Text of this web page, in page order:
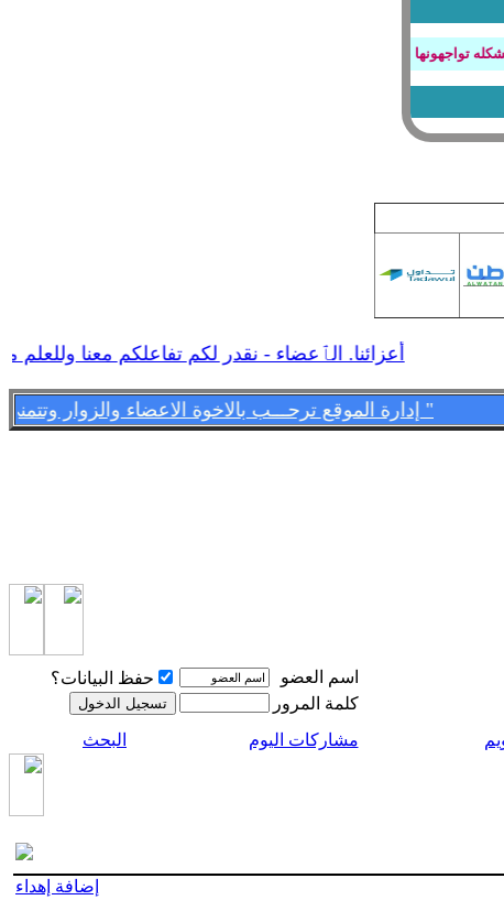
تواجهونها بتصفح المنتدى او عند كتابة الردود أو أي أستفسار
أعزائنا. الٱعضاء - نقدر لكم تفاعلكم معنا وللعلم
اسم العضو
حفظ البيانات؟
كلمة المرور
مشاركات اليوم البحث
إضافة إهداء